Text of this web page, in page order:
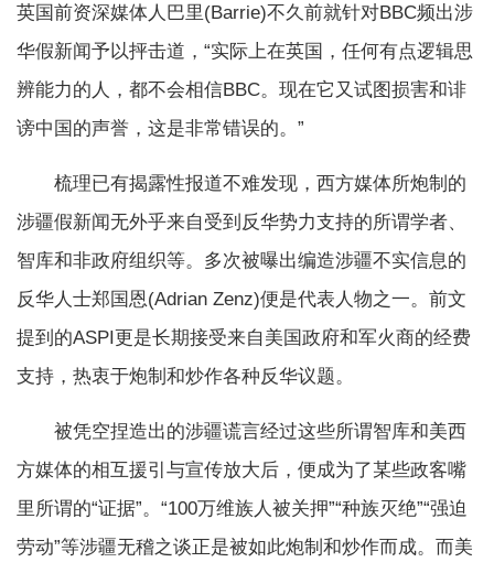
英国前资深媒体人巴里(Barrie)不久前就针对BBC频出涉
华假新闻予以抨击道，“实际上在英国，任何有点逻辑思
辨能力的人，都不会相信BBC。现在它又试图损害和诽
谤中国的声誉，这是非常错误的。”
梳理已有揭露性报道不难发现，西方媒体所炮制的
涉疆假新闻无外乎来自受到反华势力支持的所谓学者、
智库和非政府组织等。多次被曝出编造涉疆不实信息的
反华人士郑国恩(Adrian Zenz)便是代表人物之一。前文
提到的ASPI更是长期接受来自美国政府和军火商的经费
支持，热衷于炮制和炒作各种反华议题。
被凭空捏造出的涉疆谎言经过这些所谓智库和美西
方媒体的相互援引与宣传放大后，便成为了某些政客嘴
里所谓的“证据”。“100万维族人被关押”“种族灭绝”“强迫
劳动”等涉疆无稽之谈正是被如此炮制和炒作而成。而美